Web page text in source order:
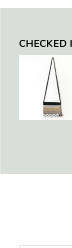
CHECKED